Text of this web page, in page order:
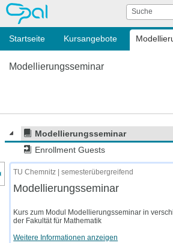
OPAL Suche
Startseite Kursangebote
Modellierungsseminar
Modellierungsseminar
Enrollment Guests
des Kursmenüs
TU Chemnitz | semesterübergreifend
Modellierungsseminar
Kurs zum Modul Modellierungsseminar in
der Fakultät für Mathematik
Weitere Informationen anzeigen